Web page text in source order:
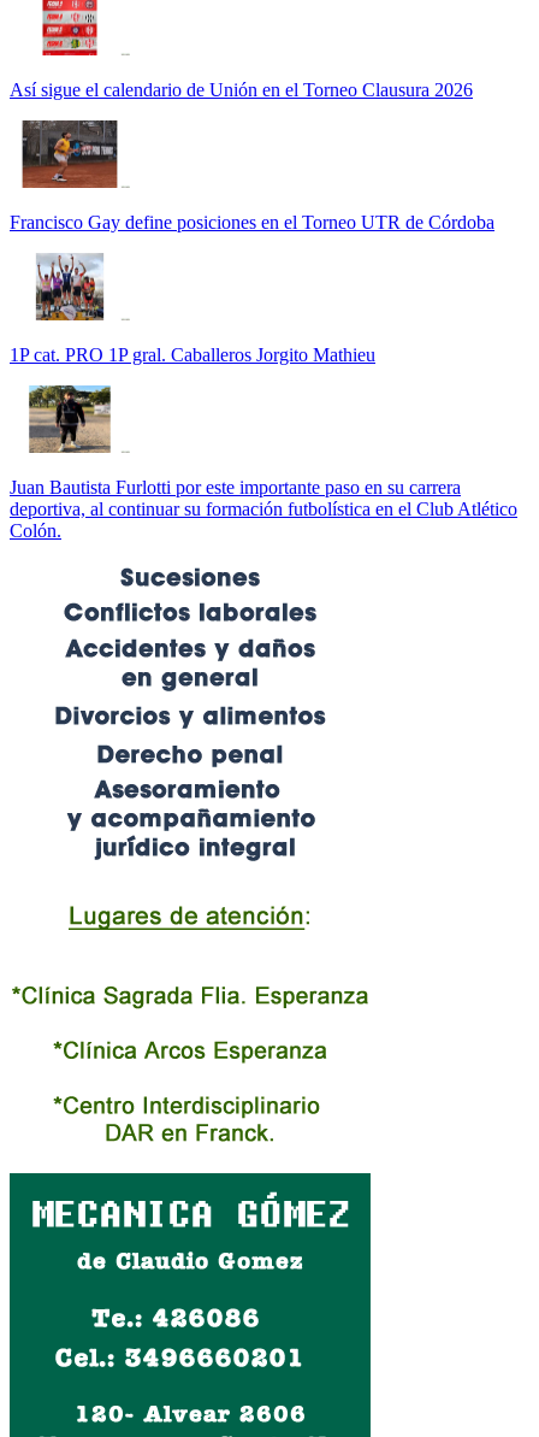
Así sigue el calendario de Unión en el Torneo Clausura 2026
Francisco Gay define posiciones en el Torneo UTR de Córdoba
1P cat. PRO 1P gral. Caballeros Jorgito Mathieu
Juan Bautista Furlotti por este importante paso en su carrera
deportiva, al continuar su formación futbolística en el Club Atlético
Colón.